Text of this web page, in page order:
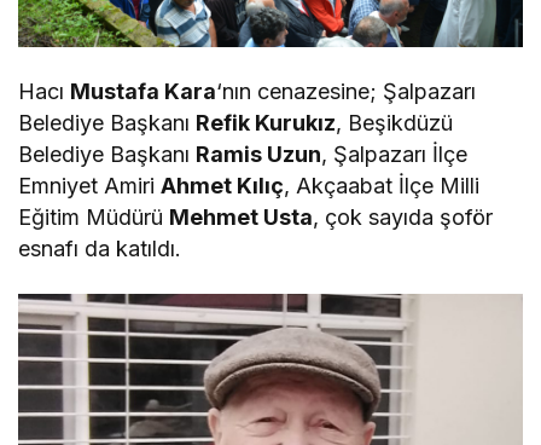
Hacı Mustafa Kara‘nın cenazesine; Şalpazarı
Belediye Başkanı Refik Kurukız, Beşikdüzü
Belediye Başkanı Ramis Uzun, Şalpazarı İlçe
Emniyet AmiriAhmet Kılıç, Akçaabat İlçe Milli
Eğitim Müdürü Mehmet Usta, çok sayıda şoför
esnafı da katıldı.